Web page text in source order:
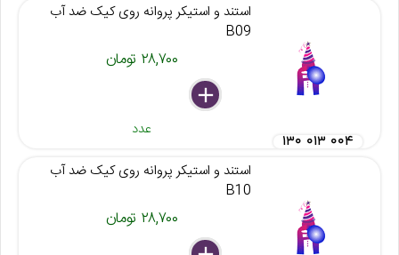
استند و استیکر پروانه روی کیک ضد آب
B09
۲۸,۷۰۰ تومان
delete
remove
add
عدد
۱۳۰ ۰۱۳ ۰۰۴
استند و استیکر پروانه روی کیک ضد آب
B10
۲۸,۷۰۰ تومان